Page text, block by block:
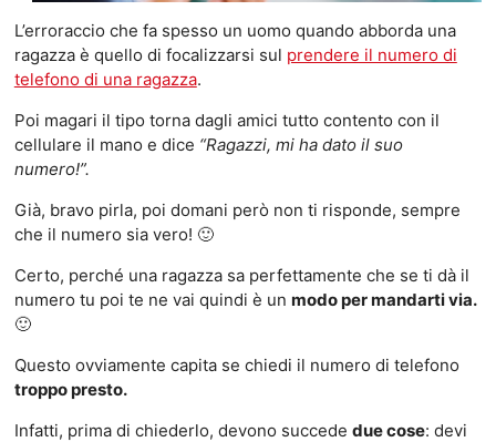
L’erroraccio che fa spesso un uomo quando abborda una
ragazza è quello di focalizzarsi sul prendere il numero di
telefono di una ragazza.
Poi magari il tipo torna dagli amici tutto contento con il
cellulare il mano e dice “Ragazzi, mi ha dato il suo
numero!”.
Già, bravo pirla, poi domani però non ti risponde, sempre
che il numero sia vero! 🙂
Certo, perché una ragazza sa perfettamente che se ti dà il
numero tu poi te ne vai quindi è un modo per mandarti via.
🙂
Questo ovviamente capita se chiedi il numero di telefono
troppo presto.
Infatti, prima di chiederlo, devono succede due cose: devi